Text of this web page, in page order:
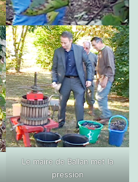
Le maire de Ballan met la
pression